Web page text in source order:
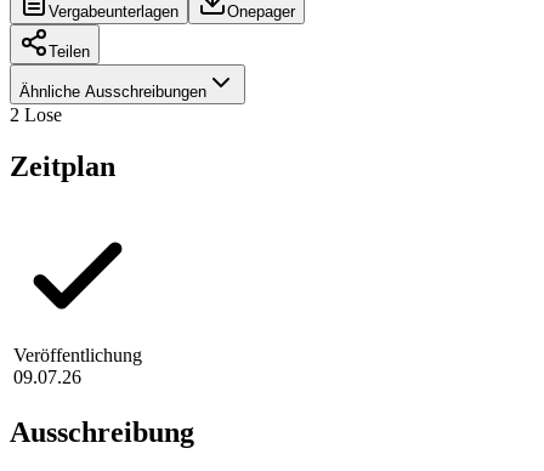
Vergabeunterlagen Onepager
Teilen
Ähnliche Ausschreibungen
2 Lose
Zeitplan
Veröffentlichung
09.07.26
Ausschreibung